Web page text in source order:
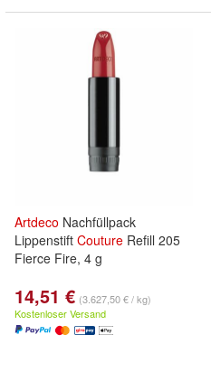
Artdeco Nachfüllpack
Lippenstift Couture Refill 205
Fierce Fire, 4 g
14,51 € (3.627,50 € / kg)
Kostenloser Versand